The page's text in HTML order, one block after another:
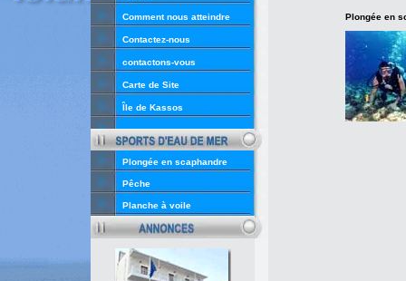
Plongée en
Comment nous atteindre
Contactez-nous
contactons-vous
Carte de Site
Île de Kassos
Plongée en scaphandre
Pêche
Planche à voile